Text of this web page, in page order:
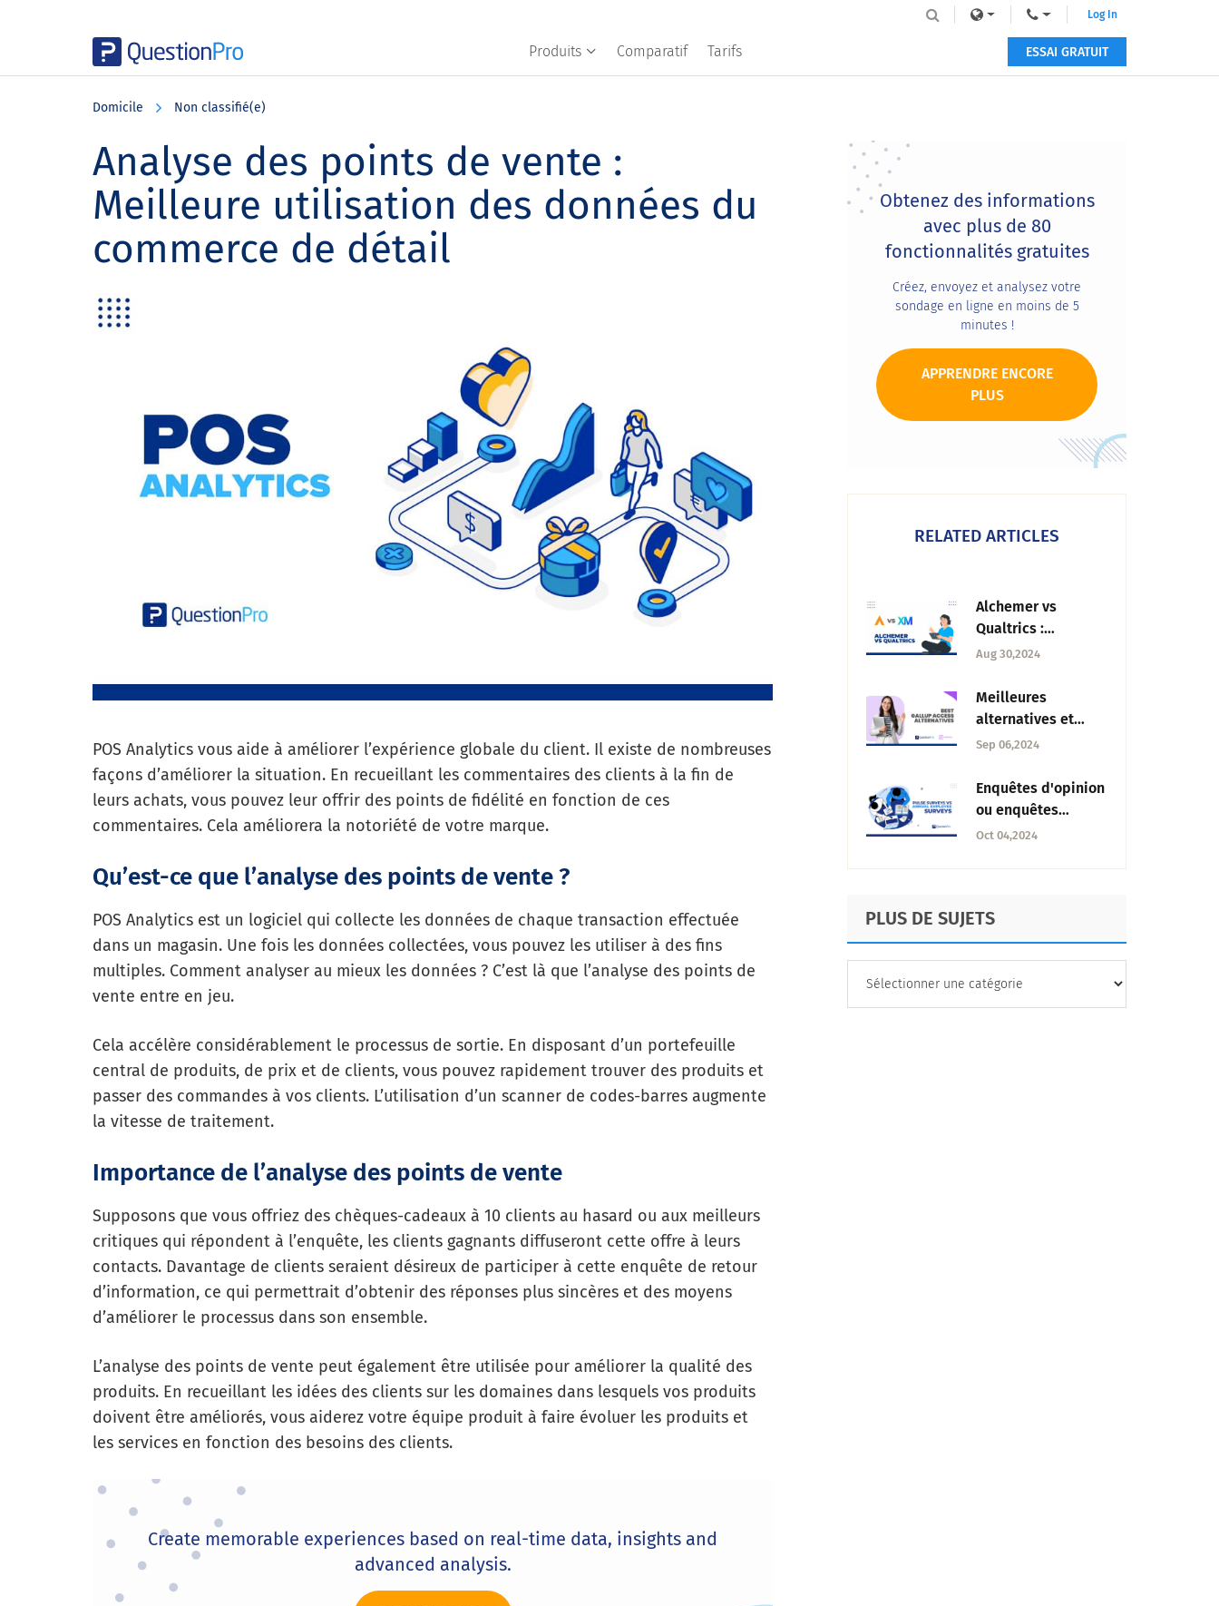
Produits Comparatif Tarifs
Log In
ESSAI GRATUIT
Domicile Non classifié(e)
Analyse des points de vente :
Meilleure utilisation des données du
commerce de détail
POS Analytics vous aide à améliorer l’expérience globale du client. Il existe de nombreuses
façons d’améliorer la situation. En recueillant les commentaires des clients à la fin de
leurs achats, vous pouvez leur offrir des points de fidélité en fonction de ces
commentaires. Cela améliorera la notoriété de votre marque.
Qu’est-ce que l’analyse des points de vente ?
POS Analytics est un logiciel qui collecte les données de chaque transaction effectuée
dans un magasin. Une fois les données collectées, vous pouvez les utiliser à des fins
multiples. Comment analyser au mieux les données ? C’est là que l’analyse des points de
vente entre en jeu.
Cela accélère considérablement le processus de sortie. En disposant d’un portefeuille
central de produits, de prix et de clients, vous pouvez rapidement trouver des produits et
passer des commandes à vos clients. L’utilisation d’un scanner de codes-barres augmente
la vitesse de traitement.
Importance de l’analyse des points de vente
Supposons que vous offriez des chèques-cadeaux à 10 clients au hasard ou aux meilleurs
critiques qui répondent à l’enquête, les clients gagnants diffuseront cette offre à leurs
contacts. Davantage de clients seraient désireux de participer à cette enquête de retour
d’information, ce qui permettrait d’obtenir des réponses plus sincères et des moyens
d’améliorer le processus dans son ensemble.
L’analyse des points de vente peut également être utilisée pour améliorer la qualité des
produits. En recueillant les idées des clients sur les domaines dans lesquels vos produits
doivent être améliorés, vous aiderez votre équipe produit à faire évoluer les produits et
les services en fonction des besoins des clients.
Create memorable experiences based on real-time data, insights and
advanced analysis.
Primary
Sidebar
Obtenez des informations
avec plus de 80
fonctionnalités gratuites
Créez, envoyez et analysez votre
sondage en ligne en moins de 5
minutes !
APPRENDRE ENCORE
PLUS
RELATED ARTICLES
Alchemer vs
Qualtrics :
Découvrez lequel
choisir
Aug 30,2024
Meilleures
alternatives et
concurrents de
2025
Sep 06,2024
Enquêtes d'opinion
ou enquêtes
annuelles auprès
Lesquelles utiliser
Oct 04,2024
PLUS DE SUJETS
SUJETS